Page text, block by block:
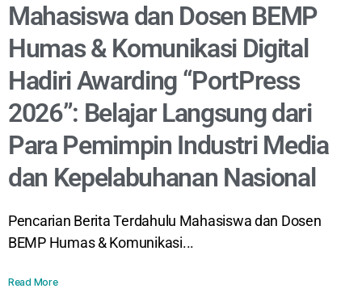
Mahasiswa dan Dosen BEMP
Humas & Komunikasi Digital
Hadiri Awarding “PortPress
2026”: Belajar Langsung dari
Para Pemimpin Industri Media
dan Kepelabuhanan Nasional
Pencarian Berita Terdahulu Mahasiswa dan Dosen
BEMP Humas & Komunikasi...
Read More